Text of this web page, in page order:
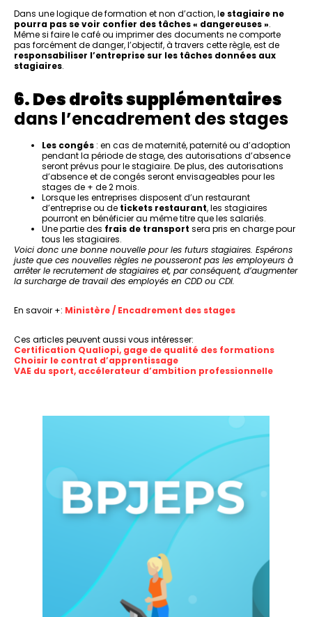
Dans une logique de formation et non d’action, le stagiaire ne
pourra pas se voir confier des tâches « dangereuses ».
Même si faire le café ou imprimer des documents ne comporte
pas forcément de danger, l’objectif, à travers cette règle, est de
responsabiliser l’entreprise sur les tâches données aux
stagiaires.
6. Des droits supplémentaires
dans l’encadrement des stages
Les congés : en cas de maternité, paternité ou d’adoption
pendant la période de stage, des autorisations d’absence
seront prévus pour le stagiaire. De plus, des autorisations
d’absence et de congés seront envisageables pour les
stages de + de 2 mois.
Lorsque les entreprises disposent d’un restaurant
d’entreprise ou de tickets restaurant, les stagiaires
pourront en bénéficier au même titre que les salariés.
Une partie des frais de transport sera pris en charge pour
tous les stagiaires.
Voici donc une bonne nouvelle pour les futurs stagiaires. Espérons
juste que ces nouvelles règles ne pousseront pas les employeurs à
arrêter le recrutement de stagiaires et, par conséquent, d’augmenter
la surcharge de travail des employés en CDD ou CDI.
En savoir +: Ministère / Encadrement des stages
Ces articles peuvent aussi vous intéresser:
Certification Qualiopi, gage de qualité des formations
Choisir le contrat d’apprentissage
VAE du sport, accélerateur d’ambition professionnelle